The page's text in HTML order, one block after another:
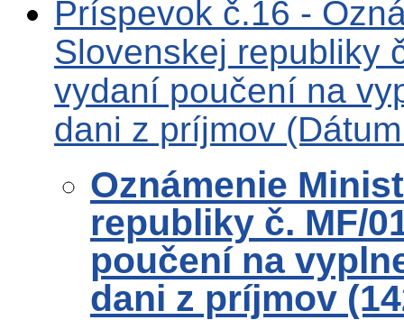
Príspevok č.16 -
Slovenskej republiky
vydaní poučení na
dani z príjmov
Oznámenie
republiky č. MF/
poučení na
dani z príjmov